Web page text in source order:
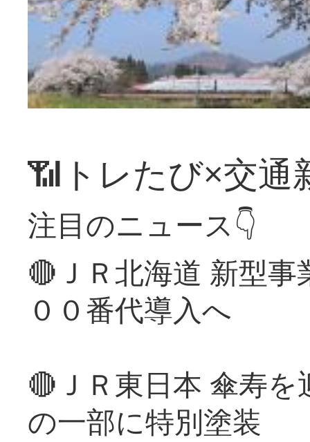
📶トレたび×交通
注目のニュース👇
🔴ＪＲ北海道 新型
００番代導入へ
🔴ＪＲ東日本 傘寿
の一部に特別塗装